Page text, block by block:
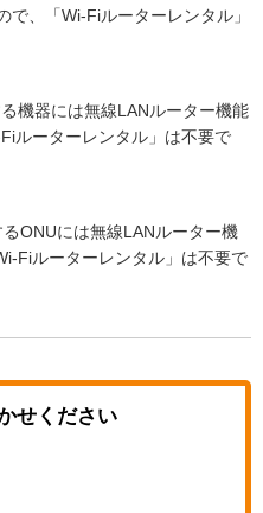
、「Wi-Fiルーターレンタル」
機器には無線LANルーター機能
ルーターレンタル」は不要で
ONUには無線LANルーター機
Fiルーターレンタル」は不要で
せください